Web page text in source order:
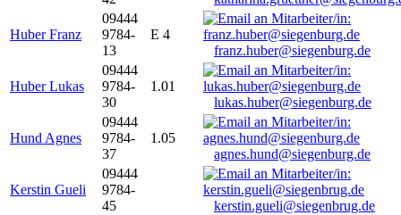
Huber Franz
09444
9784-
13
E 4
franz.huber@siegenburg.de
Huber Lukas
09444
9784-
30
1.01
lukas.huber@siegenburg.de
Hund Agnes
09444
9784-
37
1.05
agnes.hund@siegenburg.de
Kerstin Gueli
09444
9784-
45
kerstin.gueli@siegenbrug.de